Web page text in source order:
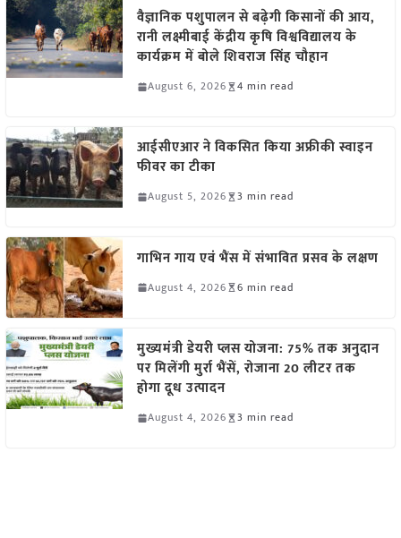
वैज्ञानिक पशुपालन से बढ़ेगी किसानों की आय,
रानी लक्ष्मीबाई केंद्रीय कृषि विश्वविद्यालय के
कार्यक्रम में बोले शिवराज सिंह चौहान
August 6, 2026 4 min read
आईसीएआर ने विकसित किया अफ्रीकी स्वाइन
फीवर का टीका
August 5, 2026 3 min read
गाभिन गाय एवं भैंस में संभावित प्रसव के लक्षण
August 4, 2026 6 min read
मुख्यमंत्री डेयरी प्लस योजना: 75% तक अनुदान
पर मिलेंगी मुर्रा भैंसें, रोजाना 20 लीटर तक
होगा दूध उत्पादन
August 4, 2026 3 min read